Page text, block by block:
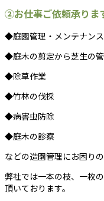
②お仕事ご依頼承りま
◆庭園管理・メンテナンス
◆庭木の剪定から芝生の
◆除草作業
◆竹林の伐採
◆病害虫防除
◆庭木の診察
などの造園管理にお困り
弊社では一本の枝、一枚
頂いております。